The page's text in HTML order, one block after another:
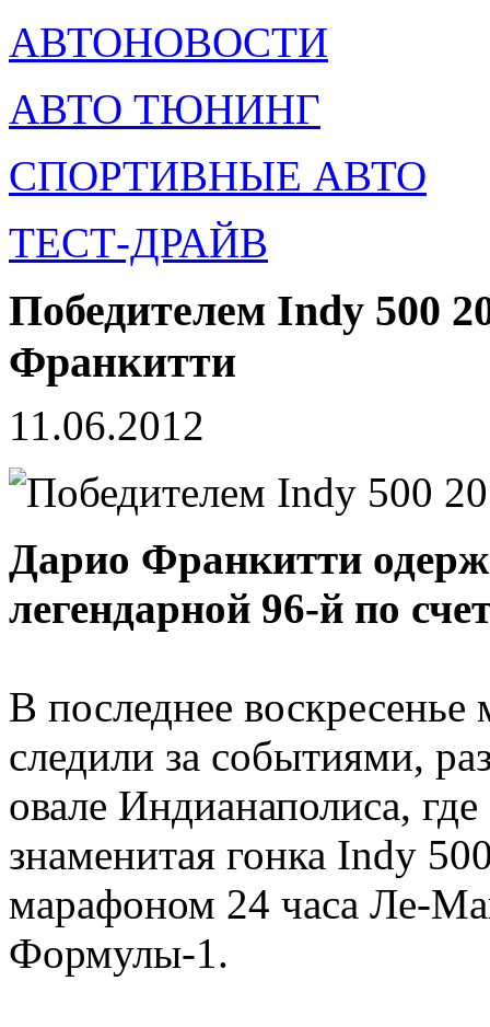
АВТОНОВОСТИ
АВТО ТЮНИНГ
СПОРТИВНЫЕ АВТО
ТЕСТ-ДРАЙВ
Победителем Indy 500
Франкитти
11.06.2012
Дарио Франкитти
легендарной 96-й по
В последнее
следили за событиями,
овале Индианаполиса,
знаменитая гонка Indy
марафоном 24 часа Ле-
Формулы-1.